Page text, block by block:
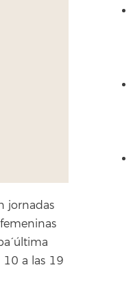
jornadas
última
10 a las 19